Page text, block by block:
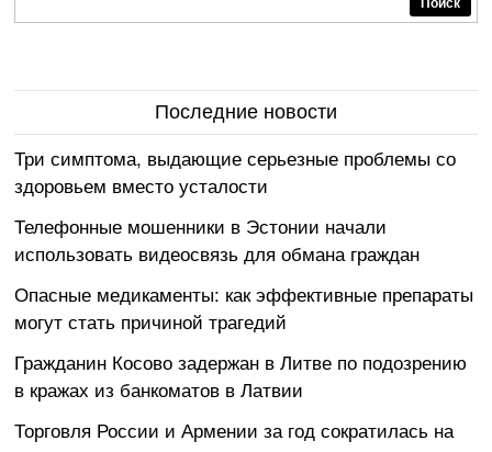
Последние новости
Три симптома, выдающие серьезные проблемы со
здоровьем вместо усталости
Телефонные мошенники в Эстонии начали
использовать видеосвязь для обмана граждан
Опасные медикаменты: как эффективные препараты
могут стать причиной трагедий
Гражданин Косово задержан в Литве по подозрению
в кражах из банкоматов в Латвии
Торговля России и Армении за год сократилась на